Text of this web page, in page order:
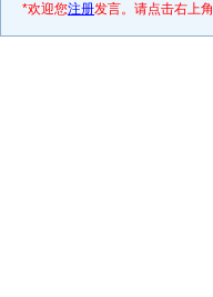
*欢迎您注册发言。请点击右上角